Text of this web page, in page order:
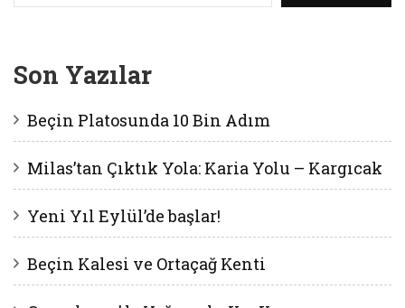
Son Yazılar
Beçin Platosunda 10 Bin Adım
Milas’tan Çıktık Yola: Karia Yolu – Kargıcak
Yeni Yıl Eylül’de başlar!
Beçin Kalesi ve Ortaçağ Kenti